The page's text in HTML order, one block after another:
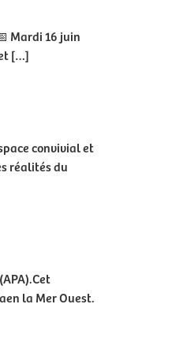
Mardi 16 juin
[…]
convivial et
réalités du
la Mer Ouest.